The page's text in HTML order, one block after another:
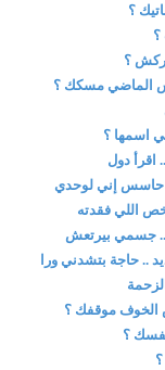
؟
؟
؟
بس الماضي مسكك ؟
اسمها ؟
اقرأ دول
حاسس إني لوحدي
اللي فقدته
.. جسمي بيرتعش
.. حاجة بتشدني ورا
الخوف موقفك ؟
؟